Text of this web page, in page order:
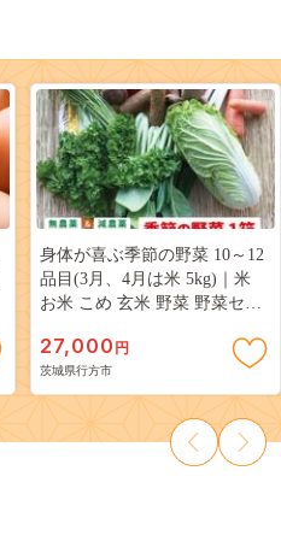
身体が喜ぶ季節の野菜 10～12
品目(3月、4月は米 5kg)｜米
お米 こめ 玄米 野菜 野菜セッ
共通返礼品 共通返礼品 茨城県
潮来市 行方市(BI-8)
27,000 円
茨城県行方市